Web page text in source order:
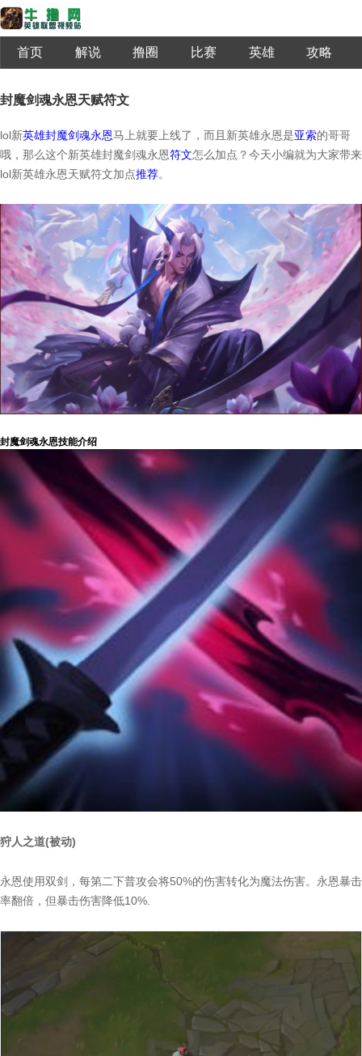
首页 解说 撸圈 比赛 英雄 攻略
封魔剑魂永恩天赋符文
lol新英雄封魔剑魂永恩马上就要上线了，而且新英雄永恩是亚索的哥哥
哦，那么这个新英雄封魔剑魂永恩符文怎么加点？今天小编就为大家带来
lol新英雄永恩天赋符文加点推荐。
封魔剑魂永恩技能介绍
狩人之道(被动)
永恩使用双剑，每第二下普攻会将50%的伤害转化为魔法伤害。永恩暴击
率翻倍，但暴击伤害降低10%.